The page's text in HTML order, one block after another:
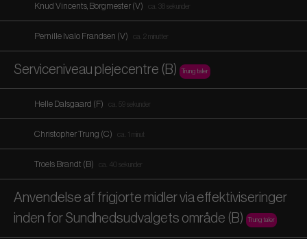
Knud Vincents, Borgmester (V) ca. 38 sekunder
Pernille Ivalo Frandsen (V) ca. 2 minutter
Serviceniveau plejecentre (B) Trung taler
Helle Dalsgaard (F) ca. 59 sekunder
Christopher Trung (C) ca. 1 minut
Troels Brandt (B) ca. 40 sekunder
Anvendelse af frigjorte midler via effektiviseringer
inden for Sundhedsudvalgets område (B)
Trung taler